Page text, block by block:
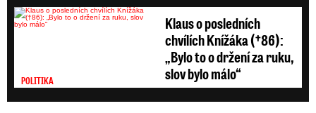
POLITIKA
Klaus o posledních
chvílích Knížáka (†86):
„Bylo to o držení za ruku,
slov bylo málo“